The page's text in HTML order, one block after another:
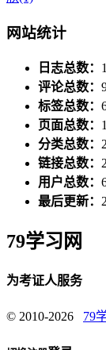
网站统计
日志总数：
评论总数：
标签总数：
页面总数：
分类总数：
链接总数： 2
用户总数：
最后更新：
79学习网
为考证人服务
© 2010-2026 79